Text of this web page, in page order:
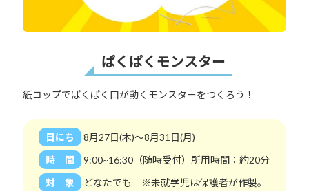
ぱくぱくモンスター
紙コップでぱくぱく口が動くモンスターをつくろう！
日にち
8月27日(木)～8月31日(月)
時 間
9:00~16:30（随時受付）所用時間：約20分
対 象
どなたでも ※未就学児は保護者が作製。